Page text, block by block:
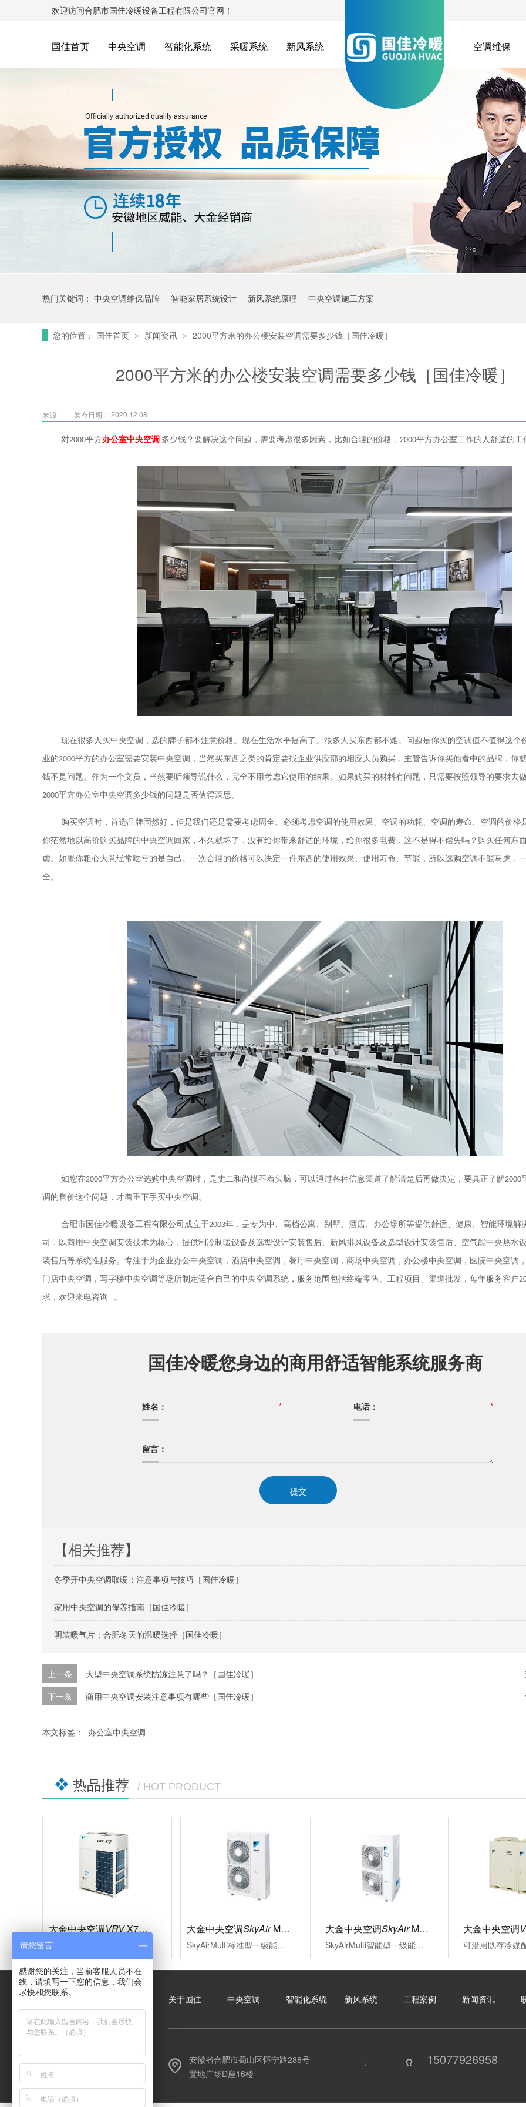
欢迎访问合肥市国佳冷暖设备工程有限公司官网！
国佳首页 中央空调 智能化系统 采暖系统 新风系统 空调维保
热门关键词： 中央空调维保品牌 智能家居系统设计 新风系统原理 中央空调施工方案
您的位置： 国佳首页 > 新闻资讯 > 2000平方米的办公楼安装空调需要多少钱［国佳冷暖］
2000平方米的办公楼安装空调需要多少钱［国佳冷暖］
来源： 发布日期： 2020.12.08
对2000平方办公室中央空调 多少钱？要解决这个问题，需要考虑很多因素，比如合理的价格， 2000平方办公室工作的人舒适的工
现在很多人买中央空调，选的牌子都不注意价格。现在生活水平提高了。很多人买东西都不难。问题是你买的空调值不值得这个
业的2000平方的办公室需要安装中央空调，当然买东西之类的肯定要找企业供应部的相应人员购买，主管告诉你买他看中的品牌，你
钱不是问题。作为一个文员，当然要听领导说什么，完全不用考虑它使用的结果。如果购买的材料有问题，只需要按照领导的要求去
2000平方办公室中央空调多少钱的问题是否值得深思。
购买空调时，首选品牌固然好，但是我们还是需要考虑周全。必须考虑空调的使用效果、空调的功耗、空调的寿命、空调的价格
你茫然地以高价购买品牌的中央空调回家，不久就坏了，没有给你带来舒适的环境，给你很多电费，这不是得不偿失吗？购买任何东
虑。如果你粗心大意经常吃亏的是自己。一次合理的价格可以决定一件东西的使用效果、使用寿命、节能，所以选购空调不能马虎，
全。
如您在2000平方办公室选购中央空调时，是丈二和尚摸不着头脑，可以通过各种信息渠道了解清楚后再做决定，要真正了解2000
调的售价这个问题，才着重下手买中央空调。
合肥市国佳冷暖设备工程有限公司成立于2003年，是专为中、高档公寓、别墅、酒店、办公场所等提供舒适、健康、智能环境解
司，以商用中央空调安装技术为核心，提供制冷制暖设备及选型设计安装售后、新风排风设备及选型设计安装售后、空气能中央热水
装售后等系统性服务。专注于为企业办公中央空调，酒店中央空调，餐厅中央空调，商场中央空调，办公楼中央空调，医院中央空调
门店中央空调，写字楼中央空调等场所制定适合自己的中央空调系统，服务范围包括终端零售、工程项目、渠道批发，每年服务客户
求，欢迎来电咨询 。
国佳冷暖您身边的商用舒适智能系统服务商
姓名： * 电话： *
留言：
【相关推荐】
冬季开中央空调取暖：注意事项与技巧［国佳冷暖］
家用中央空调的保养指南［国佳冷暖］
明装暖气片：合肥冬天的温暖选择［国佳冷暖］
上一条
大型中央空调系统防冻注意了吗？［国佳冷暖］
下一条 商用中央空调安装注意事项有哪些［国佳冷暖］
本文标签： 办公室中央空调
热品推荐 / HOT PRODUCT
大金中央空调VRVX7系列
多联式中央空调的革新，现代大型楼宇的必然选择充分满足现代楼宇对于中央空调系统的需求，系统运转效率进一步的提升空调的舒适性、节能型、设计安装的便利性、系统运转的可靠性等多项性能均达到业内赢领水平
大金中央空调SkyAirMulti标准型
SkyAirMulti标准型一级能效新冷媒变频多联式空调系统大金将变频多联技术适合用于中小型商业空间的特质融于SkyAirMulti系列中，能够贴合各类装修风格其室外机高集成，小巧化、化整为零的特点，更为外墙预留了更多充分表达建筑设计美感与品位的空间
大金中央空调SkyAirMulti智能型
SkyAirMulti智能型一级能效变频多联空调系统性能可靠、外形美观的SkyAirMulti系列空调，一直以来是各类中小型商业空间的智慧之选SkyAirMulti系列空调全面升级，用户在体验大金空调营造的舒适空气环境的同时，更因其智能便捷的控制，完善的服务及赢领的节能效果而获益良多
大金中央空调
关于国佳 中央空调 智能化系统 新风系统 工程案例 新闻资讯
安徽省合肥市蜀山区怀宁路288号
置地广场D座16楼
15077926958
请您留言
感谢您的关注，当前客服人员不在
线，请填写一下您的信息，我们会
尽快和您联系。